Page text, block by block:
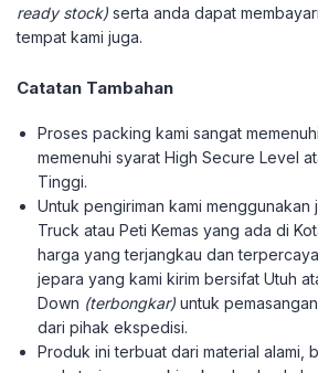
ready stock) serta anda dapat
tempat kami juga.
Catatan Tambahan
Proses packing kami sangat
memenuhi syarat High Secure Level
Tinggi.
Untuk pengiriman kami menggunakan
Truck atau Peti Kemas yang ada di
harga yang terjangkau dan
jepara yang kami kirim bersifat Utuh
Down (terbongkar) untuk
dari pihak ekspedisi.
Produk ini terbuat dari material alami,